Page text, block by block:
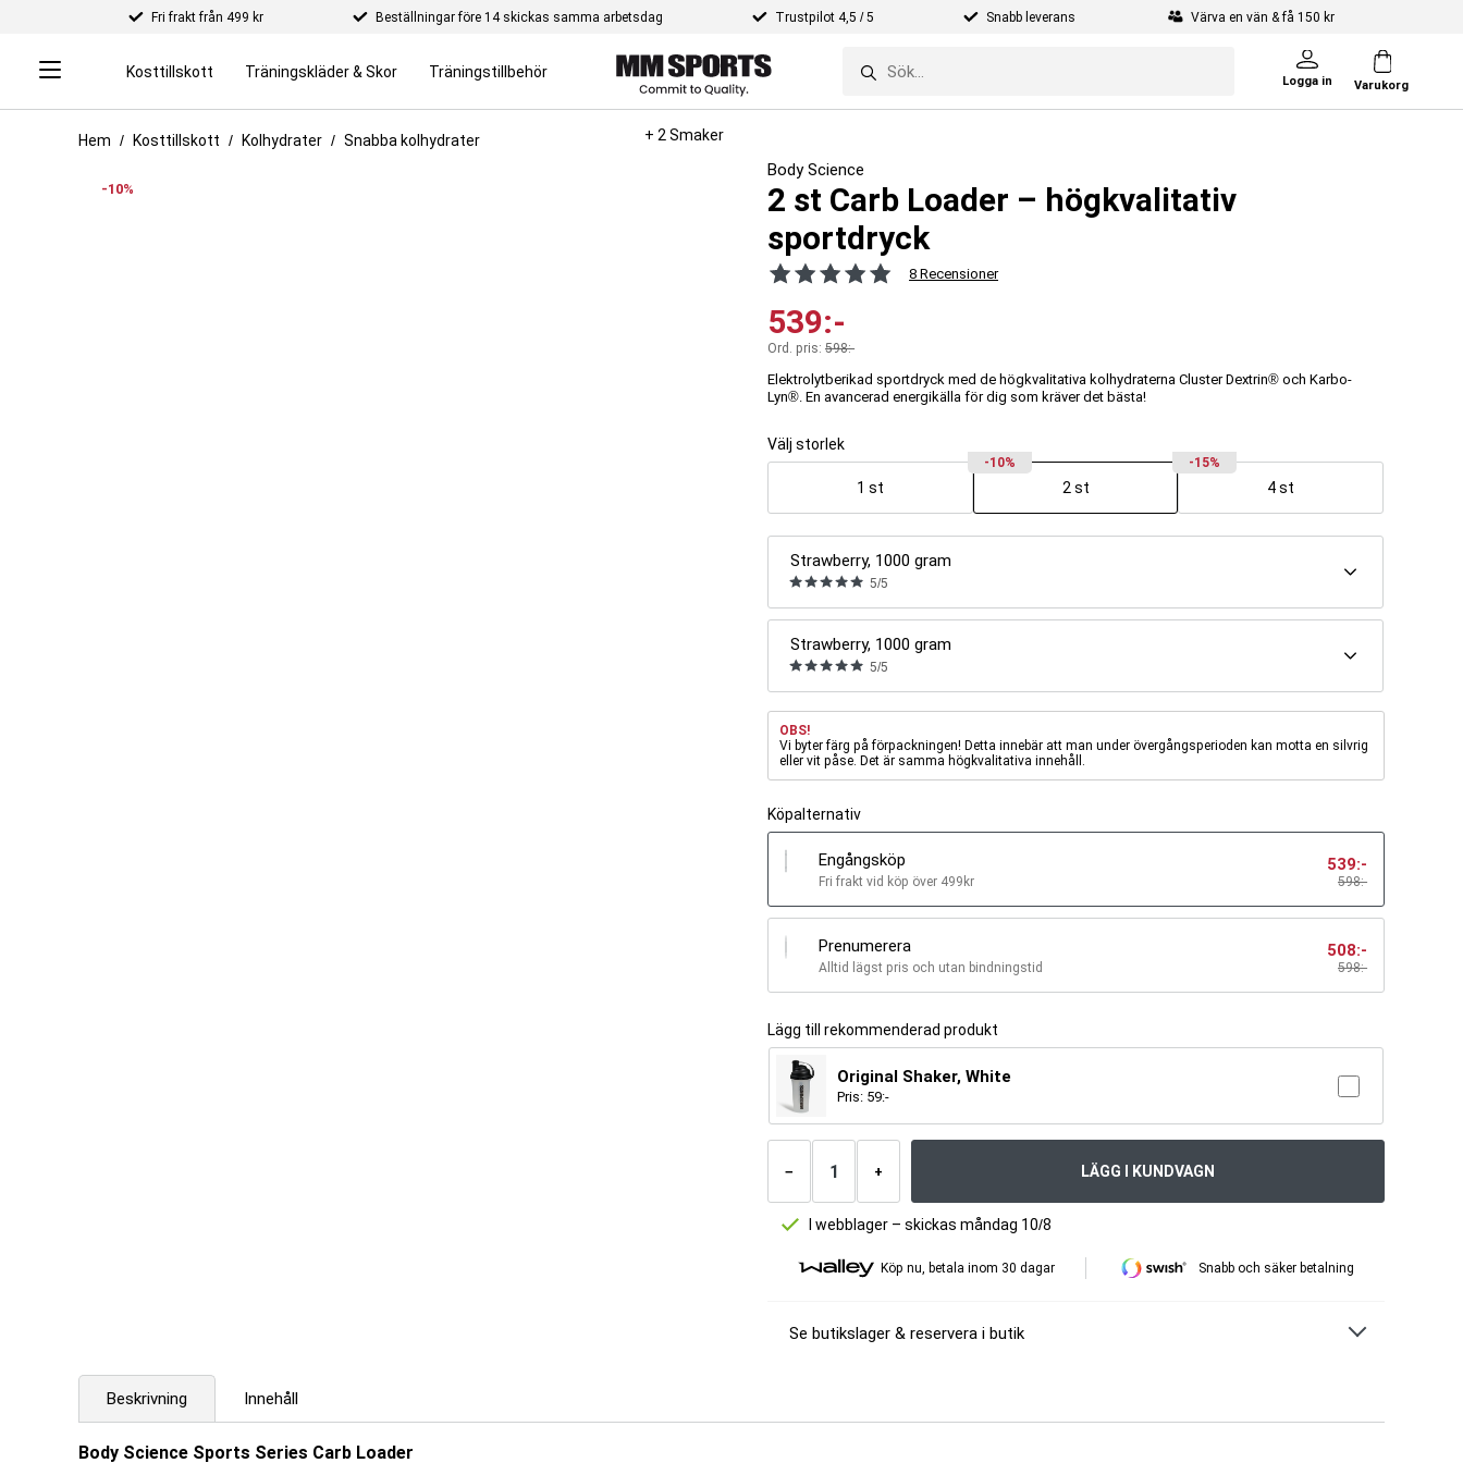
Fri frakt från 499 kr Beställningar före 14 skickas samma arbetsdag Trustpilot 4,5 / 5 Snabb leverans Värva en vän & få 150 kr
Kosttillskott Träningskläder & Skor Träningstillbehör
Logga in Varukorg
Hem Kosttillskott Kolhydrater Snabba kolhydrater + 2 Smaker
-10%
Body Science
2 st Carb Loader – högkvalitativ
sportdryck
8 Recensioner
539:-
Ord. pris:598:-
Elektrolytberikad sportdryck med de högkvalitativa kolhydraterna Cluster Dextrin® och Karbo-
Lyn®. En avancerad energikälla för dig som kräver det bästa!
Välj storlek
1 st
-10%
2 st
-15%
4 st
Strawberry, 1000 gram
5/5
Strawberry, 1000 gram
5/5
OBS!
Vi byter färg på förpackningen! Detta innebär att man under övergångsperioden kan motta en silvrig
eller vit påse. Det är samma högkvalitativa innehåll.
Köpalternativ
Engångsköp
Fri frakt vid köp över 499kr 598:-
539:-
Prenumerera
Alltid lägst pris och utan bindningstid 598:-
508:-
Lägg till rekommenderad produkt
Original Shaker, White
Pris: 59:-
−
Antal
+ LÄGG I KUNDVAGN
I webblager – skickas måndag 10/8
Köp nu, betala inom 30 dagar Snabb och säker betalning
Se butikslager & reservera i butik
Beskrivning Innehåll
Body Science Sports Series Carb Loader